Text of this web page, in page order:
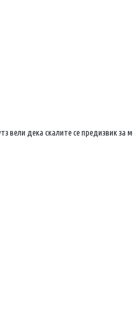
вели дека скалите се предизвик за